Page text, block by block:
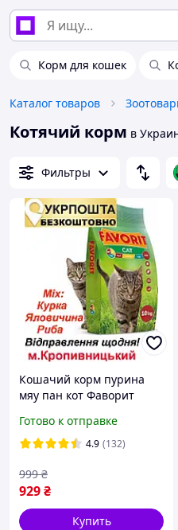
Корм для кошек
Каталог товаров
Котячий корм в
Фильтры
Кошачий корм пурина
мяу пан кот Фаворит
курицей и говядиной
премиум 10кг
Готово к отправке
4.9 (132)
929₴
999 ₴
Купить